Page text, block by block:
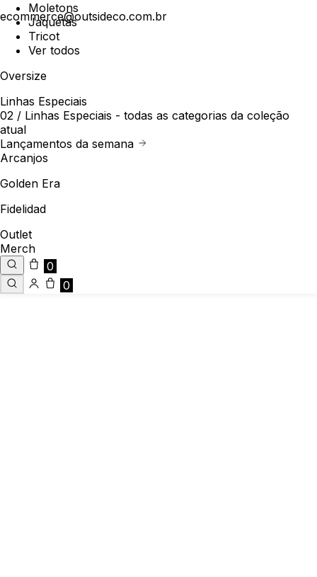
ecommerce@outsideco.com.br
Moletons
Jaquetas
Tricot
Ver todos
Oversize
Linhas Especiais
02 / Linhas Especiais - todas as categorias da coleção
atual
Lançamentos da semana
Arcanjos
Golden Era
Fidelidad
Outlet
Merch
0
0